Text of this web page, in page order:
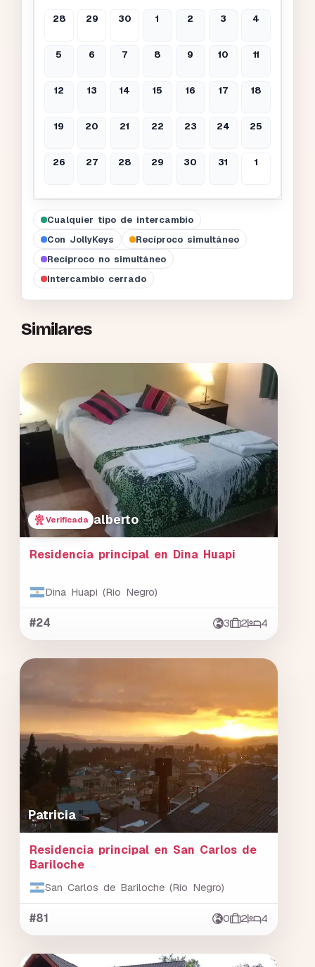
28 29 30 1 2 3 4
5 6 7 8 9 10 11
12 13 14 15 16 17 18
19 20 21 22 23 24 25
26 27 28 29 30 31 1
Cualquier tipo de intercambio
Con JollyKeys
Recíproco simultáneo
Recíproco no simultáneo
Intercambio cerrado
Similares
Verificada alberto
Residencia principal en Dina Huapi
Dina Huapi (Rio Negro)
#24 3 2 4
Patricia
Residencia principal en San Carlos de
Bariloche
San Carlos de Bariloche (Río Negro)
#81 0 2 4